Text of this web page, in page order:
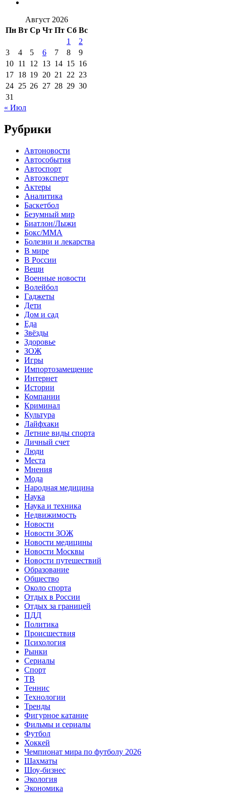
Август 2026
Пн Вт Ср Чт Пт Сб Вс
1
2
3
4 5 6 7 8
9
10 11 12 13 14 15 16
17 18 19 20 21 22 23
24 25 26 27 28 29 30
31
« Июл
Рубрики
Автоновости
Автособытия
Автоспорт
Автоэксперт
Актеры
Аналитика
Баскетбол
Безумный мир
Биатлон/Лыжи
Бокс/MMA
Болезни и лекарства
В мире
В России
Вещи
Военные новости
Волейбол
Гаджеты
Дети
Дом и сад
Еда
Звёзды
Здоровье
ЗОЖ
Игры
Импортозамещение
Интернет
Истории
Компании
Криминал
Культура
Лайфхаки
Летние виды спорта
Личный счет
Люди
Места
Мнения
Мода
Народная медицина
Наука
Наука и техника
Недвижимость
Новости
Новости ЗОЖ
Новости медицины
Новости Москвы
Новости путешествий
Образование
Общество
Около спорта
Отдых в России
Отдых за границей
ПДД
Политика
Происшествия
Психология
Рынки
Сериалы
Спорт
ТВ
Теннис
Технологии
Тренды
Фигурное катание
Фильмы и сериалы
Футбол
Хоккей
Чемпионат мира по футболу 2026
Шахматы
Шоу-бизнес
Экология
Экономика